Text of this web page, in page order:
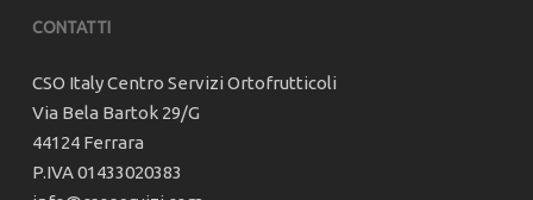
CONTATTI
CSO Italy Centro Servizi Ortofrutticoli
Via Bela Bartok 29/G
44124 Ferrara
P.IVA 01433020383